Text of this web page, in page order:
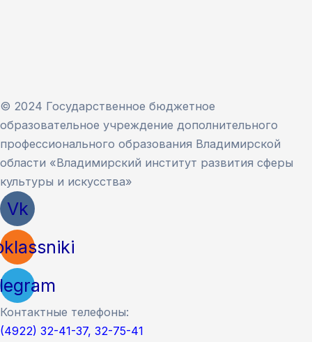
© 2024 Государственное бюджетное
образовательное учреждение дополнительного
профессионального образования Владимирской
области «Владимирский институт развития сферы
культуры и искусства»
Vk
Контактные телефоны:
(4922) 32-41-37, 32-75-41